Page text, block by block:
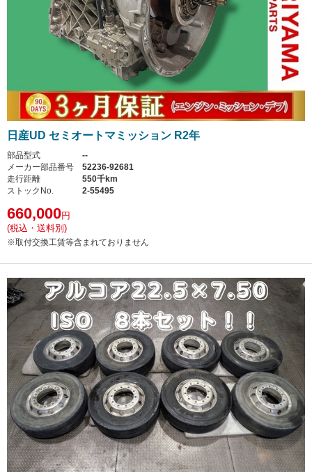
日産UD セミオートマミッション R2年
部品型式
--
メーカー部品番号
52236-92681
走行距離
550千km
ストックNo.
2-55495
660,000円
(税込・送料別)
※取付交換工賃等含まれておりません